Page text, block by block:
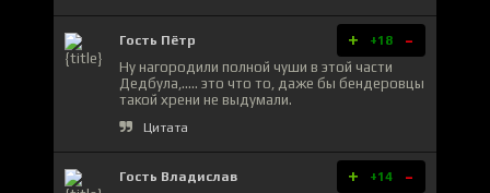
Гость Пётр + +18 -
Ну нагородили полной чуши в этой части
Дедбула,..... это что то, даже бы бендеровцы
такой хрени не выдумали.
Цитата
Гость Владислав + +14 -